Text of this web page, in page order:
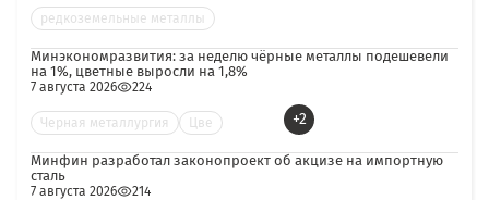
редкоземельные металлы
Минэкономразвития: за неделю чёрные металлы подешевели
на 1%, цветные выросли на 1,8%
7 августа 2026 224
Черная металлургия Цве +2
Минфин разработал законопроект об акцизе на импортную
сталь
7 августа 2026 214